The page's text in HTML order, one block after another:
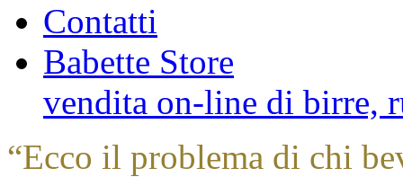
Contatti
Babette Store
vendita on-line di birre,
“Ecco il problema di chi